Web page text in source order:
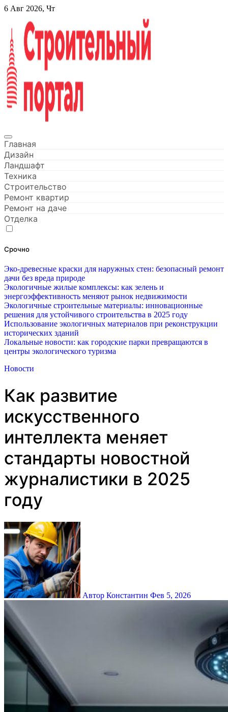
Перейти
содержанию
6 Авг 2026, Чт
Строительный портал
Главная
Дизайн
Ландшафт
Техника
Строительство
Ремонт квартир
Ремонт на даче
Отделка
Срочно
Эко-древесные краски для наружных стен: безопасный ремонт
дачи без вреда природе
Экологичные жилые комплексы: как зелень и
энергоэффективность меняют рынок недвижимости
Экологичные строительные материалы: инновационные
решения для устойчивого строительства в 2025 году
Использование экологичных материалов при реконструкции
исторических зданий
Локальные новости: как городские парки превращаются в
центры экологического туризма
Новости
Как развитие
искусственного
интеллекта меняет
стандарты новостной
журналистики в 2025
году
Автор Константин Фев 5, 2026